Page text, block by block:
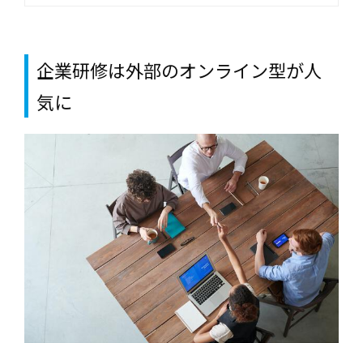
企業研修は外部のオンライン型が人
気に